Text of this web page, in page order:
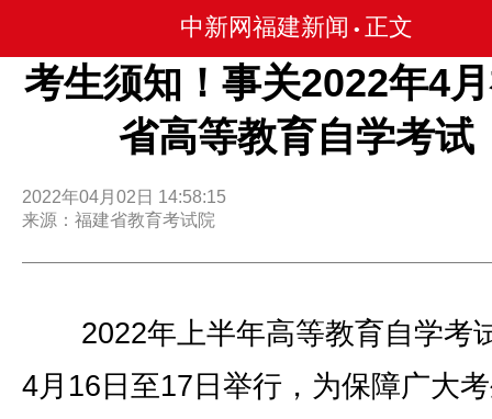
中新网福建新闻 • 正文
考生须知！事关2022年4
省高等教育自学考试
2022年04月02日 14:58:15
来源：福建省教育考试院
2022年上半年高等教育自学考
4月16日至17日举行，为保障广大